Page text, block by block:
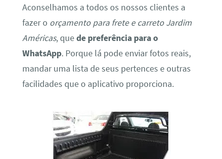
Aconselhamos a todos os nossos clientes a
fazer o orçamento para frete e carreto Jardim
Américas, quede preferência para o
WhatsApp. Porque lá pode enviar fotos reais,
mandar uma lista de seus pertences e outras
facilidades que o aplicativo proporciona.